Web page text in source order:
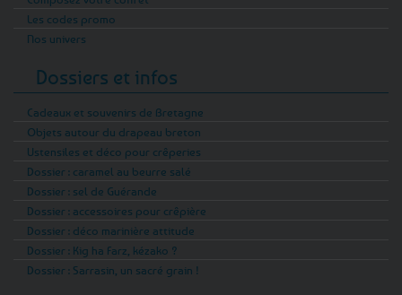
Les codes promo
Nos univers
Dossiers et infos
Cadeaux et souvenirs de Bretagne
Objets autour du drapeau breton
Ustensiles et déco pour crêperies
Dossier : caramel au beurre salé
Dossier : sel de Guérande
Dossier : accessoires pour crêpière
Dossier : déco marinière attitude
Dossier : Kig ha Farz, kézako ?
Dossier : Sarrasin, un sacré grain !